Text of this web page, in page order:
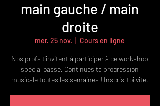
main gauche / main
droite
mer. 25 nov. Cours en ligne
Nos profs t'invitent à participer à ce workshop
spécial basse. Continues ta progression
musicale toutes les semaines ! Inscris-toi vite.